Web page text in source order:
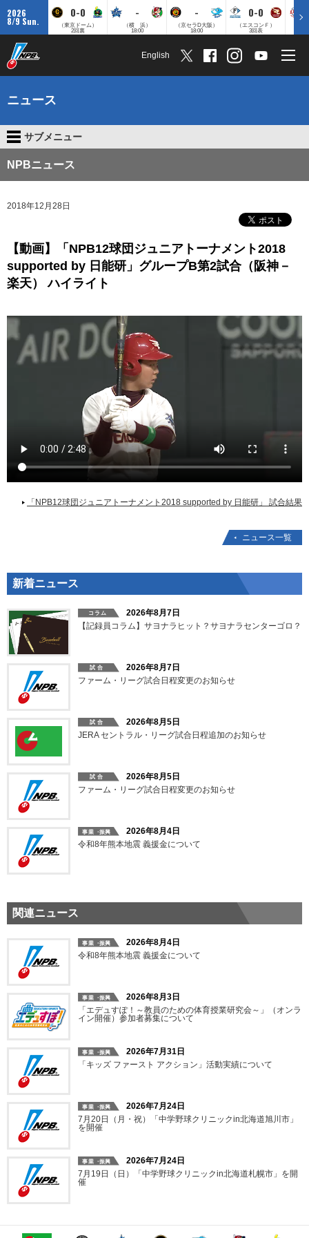
2026
8/9 Sun.
0-0
（東京ドーム）
2回裏
-
（横 浜）
18:00
-
（京セラD大阪）
18:00
0-0
（エスコンＦ）
3回表
English
ニュース
サブメニュー
NPBニュース
2018年12月28日
【動画】「NPB12球団ジュニアトーナメント2018
supported by 日能研」グループB第2試合（阪神－
楽天） ハイライト
「NPB12球団ジュニアトーナメント2018 supported by 日能研」 試合結果
ニュース一覧
新着ニュース
2026年8月7日
【記録員コラム】サヨナラヒット？サヨナラセンターゴロ？
2026年8月7日
ファーム・リーグ試合日程変更のお知らせ
2026年8月5日
JERA セントラル・リーグ試合日程追加のお知らせ
2026年8月5日
ファーム・リーグ試合日程変更のお知らせ
2026年8月4日
令和8年熊本地震 義援金について
関連ニュース
2026年8月4日
令和8年熊本地震 義援金について
2026年8月3日
「エデュすぽ！～教員のための体育授業研究会～」（オンラ
イン開催）参加者募集について
2026年7月31日
「キッズ ファースト アクション」活動実績について
2026年7月24日
7月20日（月・祝）「中学野球クリニックin北海道旭川市」
を開催
2026年7月24日
7月19日（日）「中学野球クリニックin北海道札幌市」を開
催